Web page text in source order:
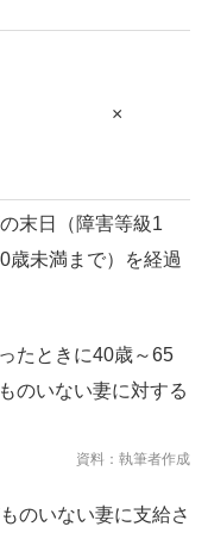
×
末日（障害等級1
歳未満まで）を経過
たときに40歳～65
のいない妻に対する
資料：執筆者作成
のいない妻に支給さ